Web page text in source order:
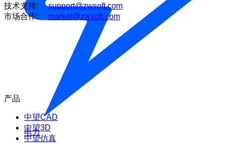
电力
技术支持: support@zwsoft.com
市场合作:
market@zwsoft.com
产品
中望CAD
中望3D
中望仿真